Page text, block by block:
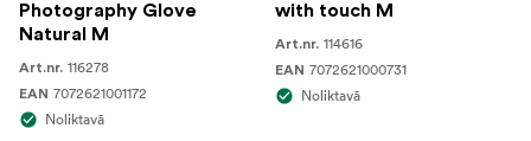
Photography Glove
Natural M
Art.nr. 116278
EAN 7072621001172
Noliktavā
with touch M
Art.nr. 114616
EAN 7072621000731
Noliktavā